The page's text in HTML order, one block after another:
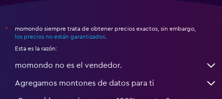
*
momondo siempre trata de obtener precios exactos, sin embargo,
los precios no están garantizados
Esta es la razón:
momondo no es el vendedor.
Agregamos montones de datos para ti